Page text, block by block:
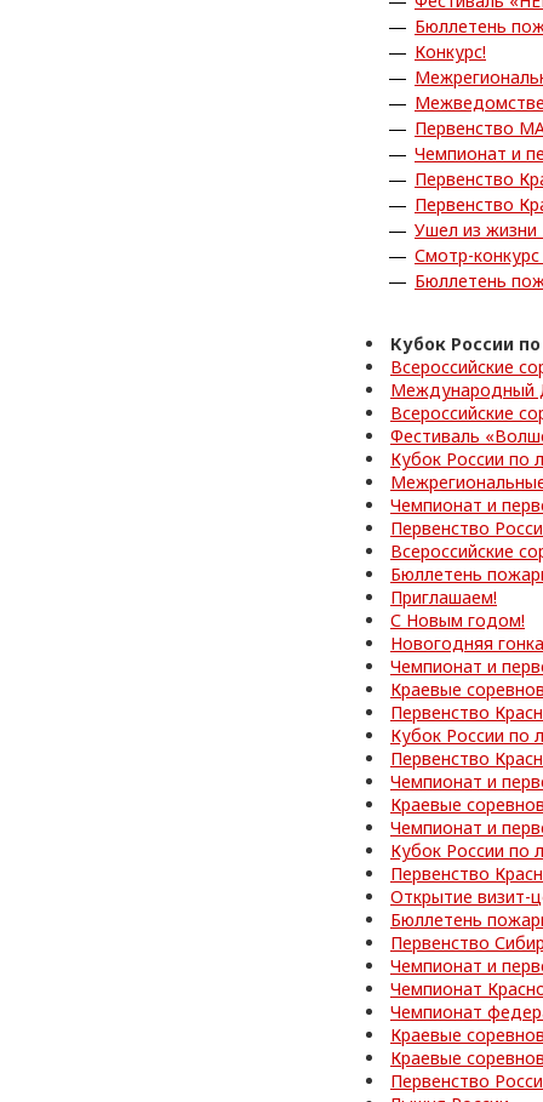
Бюллетень
Конкурс!
Первенство
Чемпионат и
Первенство
Первенство
Ушел из жизни
Смотр-
Бюллетень
Кубок России
Всероссийские
Международный
Всероссийские
Фестиваль
Кубок России по
Чемпионат и
Первенство
Всероссийские
Бюллетень
Приглашаем!
С Новым годом!
Новогодняя
Чемпионат и
Краевые
Первенство
Кубок России по
Первенство
Чемпионат и
Краевые
Чемпионат и
Кубок России по
Первенство
Открытие визит-
Бюллетень
Первенство
Чемпионат и
Чемпионат
Чемпионат
Краевые
Краевые
Первенство